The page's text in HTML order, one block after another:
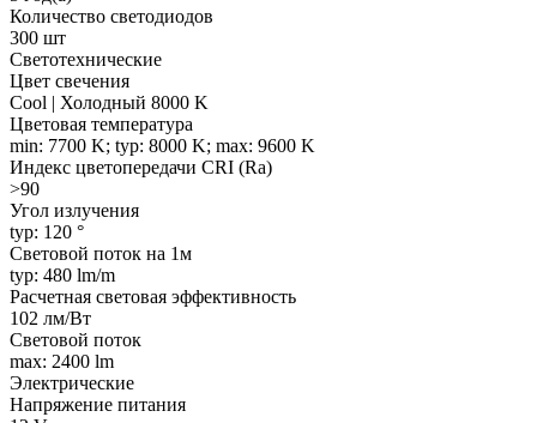
Количество светодиодов
300 шт
Светотехнические
Цвет свечения
Cool | Холодный 8000 K
Цветовая температура
min: 7700 K; typ: 8000 K; max: 9600 K
Индекс цветопередачи CRI (Ra)
>90
Угол излучения
typ: 120 °
Световой поток на 1м
typ: 480 lm/m
Расчетная световая эффективность
102 лм/Вт
Световой поток
max: 2400 lm
Электрические
Напряжение питания